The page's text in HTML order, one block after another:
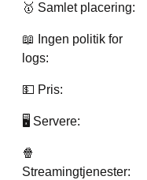
🥇 Samlet placering:
📖 Ingen politik for
logs:
💵 Pris:
🖥️ Servere:
🍿
Streamingtjenester: